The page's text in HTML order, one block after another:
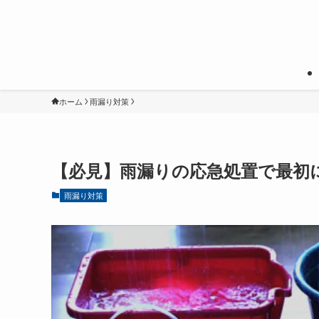
ホーム 雨漏り対策
【必見】雨漏りの応急処置で最
雨漏り対策